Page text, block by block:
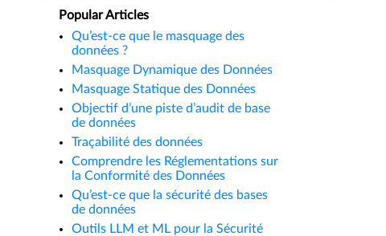
Popular Articles
Qu’est-ce que le masquage des
données ?
Masquage Dynamique des Données
Masquage Statique des Données
Objectif d’une piste d’audit de base
de données
Traçabilité des données
Comprendre les Réglementations sur
la Conformité des Données
Qu’est-ce que la sécurité des bases
de données
Outils LLM et ML pour la Sécurité